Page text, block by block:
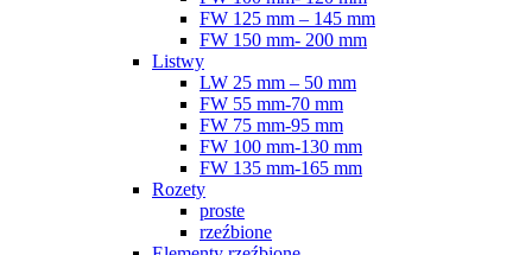
FW 125 mm – 145 mm
FW 150 mm- 200 mm
Listwy
LW 25 mm – 50 mm
FW 55 mm-70 mm
FW 75 mm-95 mm
FW 100 mm-130 mm
FW 135 mm-165 mm
Rozety
proste
rzeźbione